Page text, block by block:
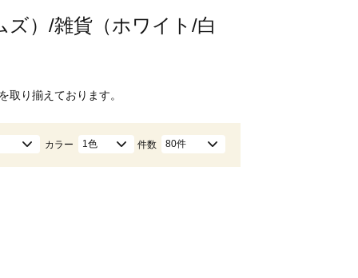
ズ）/雑貨（ホワイト/白
取り揃えております。
カラー 1色 件数 80件